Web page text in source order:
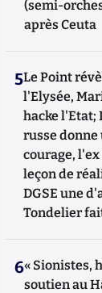
(semi-
après Ceuta
5Le Point
l'Elysée,
hacke l'Etat;
russe donne
courage,
leçon de
DGSE une
Tondelier
6« Sionistes,
soutien au